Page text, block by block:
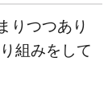
りつつあり
組みをして